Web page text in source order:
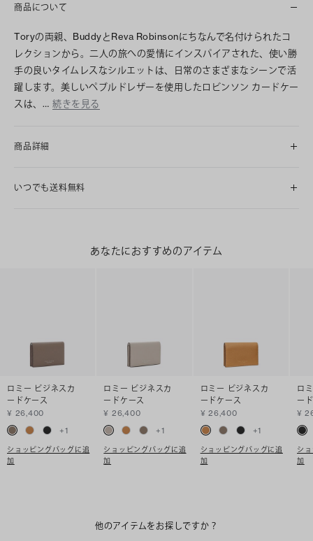
商品について
Toryの両親、BuddyとReva Robinsonにちなんで名付けられたコ
レクションから。二人の旅への愛情にインスパイアされた、使い勝
手の良いタイムレスなシルエットは、日常のさまざまなシーンで活
躍します。美しいペブルドレザーを使用したロビンソン カードケー
スは、… 続きを見る
商品詳細
いつでも送料無料
あなたにおすすめのアイテム
ロミー ビジネスカ
ードケース
¥ 26,400
+1
ショッピングバッグに追
加
ロミー ビジネスカ
ードケース
¥ 26,400
+1
ショッピングバッグに追
加
ロミー ビジネスカ
ードケース
¥ 26,400
+1
ショッピングバッグに追
加
ロ
ー
¥
シ
加
他のアイテムをお探しですか？